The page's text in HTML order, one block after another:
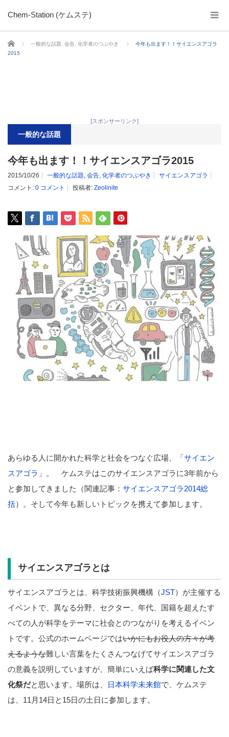
Chem-Station (ケムステ)
ホーム 一般的な話題 会告 化学者のつぶやき
今年も出ます！！サイエンスアゴラ
2015
[スポンサーリンク]
一般的な話題
今年も出ます！！サイエンスアゴラ2015
2015/10/26 一般的な話題, 会告, 化学者のつぶやき
サイエンスアゴラ
コメント: 0 コメント 投稿者: Zeolinite
あらゆる人に開かれた科学と社会をつなぐ広場、「サイエン
スアゴラ 」。 ケムステはこのサイエンスアゴラに3年前から
と参加してきました（関連記事： サイエンスアゴラ2014総
括）。そして今年も新しいトピックを携えて参加します。
サイエンスアゴラとは
サイエンスアゴラとは、科学技術振興機構（JST）が主催する
イベントで、異なる分野、セクター、年代、国籍を超えたす
べての人が科学をテーマに社会とのつながりを考えるイベン
トです。公式のホームページではいかにもお役人の方々が考
えるような難しい言葉をたくさんつなげてサイエンスアゴラ
の意義を説明していますが、簡単にいえば科学に関連した文
化祭だと思います。場所は、 日本科学未来館で、ケムステ
は、11月14日と15日の土日に参加します。